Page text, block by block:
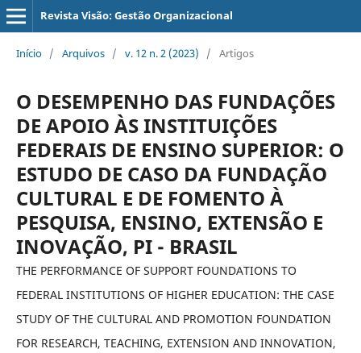
Revista Visão: Gestão Organizacional
Início / Arquivos / v. 12 n. 2 (2023) / Artigos
O DESEMPENHO DAS FUNDAÇÕES
DE APOIO ÀS INSTITUIÇÕES
FEDERAIS DE ENSINO SUPERIOR: O
ESTUDO DE CASO DA FUNDAÇÃO
CULTURAL E DE FOMENTO À
PESQUISA, ENSINO, EXTENSÃO E
INOVAÇÃO, PI - BRASIL
THE PERFORMANCE OF SUPPORT FOUNDATIONS TO
FEDERAL INSTITUTIONS OF HIGHER EDUCATION: THE CASE
STUDY OF THE CULTURAL AND PROMOTION FOUNDATION
FOR RESEARCH, TEACHING, EXTENSION AND INNOVATION,